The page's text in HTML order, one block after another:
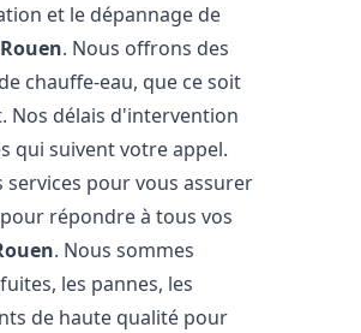
et le dépannage de
. Nous offrons des
chauffe-eau, que ce soit
Nos délais d'intervention
qui suivent votre appel.
pour vous assurer
répondre à tous vos
. Nous sommes
les pannes, les
de haute qualité pour